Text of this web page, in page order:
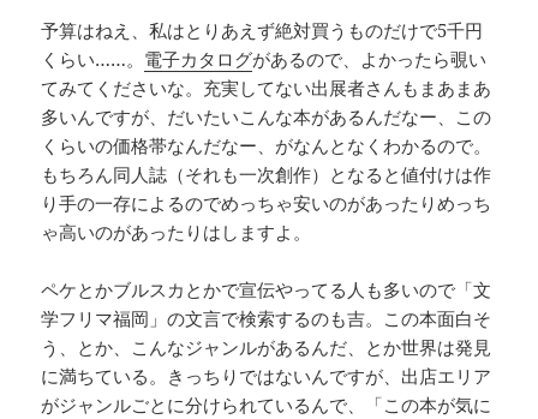
予算はねえ、私はとりあえず絶対買うものだけで5千円
くらい……。 電子カタログがあるので、よかったら覗い
てみてくださいな。充実してない出展者さんもまあまあ
多いんですが、だいたいこんな本があるんだなー、この
くらいの価格帯なんだなー、がなんとなくわかるので。
もちろん同人誌（それも一次創作）となると値付けは作
り手の一存によるのでめっちゃ安いのがあったりめっち
ゃ高いのがあったりはしますよ。
ペケとかブルスカとかで宣伝やってる人も多いので「文
学フリマ福岡」の文言で検索するのも吉。この本面白そ
う、とか、こんなジャンルがあるんだ、とか世界は発見
に満ちている。きっちりではないんですが、出店エリア
がジャンルごとに分けられているんで、「この本が気に